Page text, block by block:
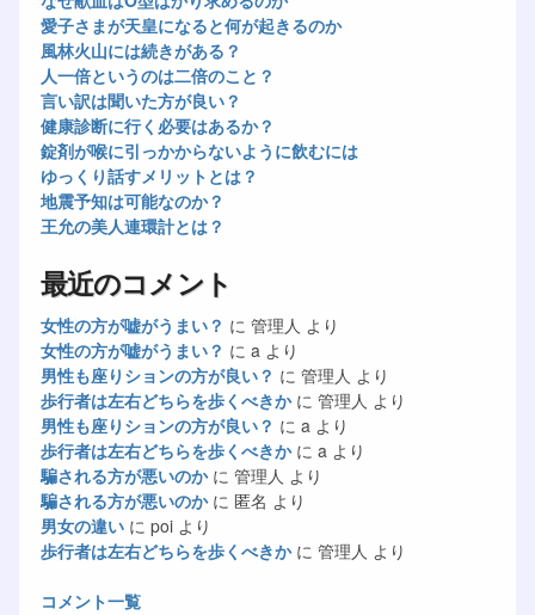
愛子さまが天皇になると何が起きるのか
風林火山には続きがある？
人一倍というのは二倍のこと？
言い訳は聞いた方が良い？
健康診断に行く必要はあるか？
錠剤が喉に引っかからないように飲むには
ゆっくり話すメリットとは？
地震予知は可能なのか？
王允の美人連環計とは？
最近のコメント
女性の方が嘘がうまい？ に 管理人 より
女性の方が嘘がうまい？ に aより
男性も座りションの方が良い？ に 管理人 より
歩行者は左右どちらを歩くべきかに 管理人 より
男性も座りションの方が良い？ に aより
歩行者は左右どちらを歩くべきかに aより
騙される方が悪いのかに 管理人 より
騙される方が悪いのかに 匿名 より
男女の違いに poiより
歩行者は左右どちらを歩くべきかに 管理人 より
コメント一覧